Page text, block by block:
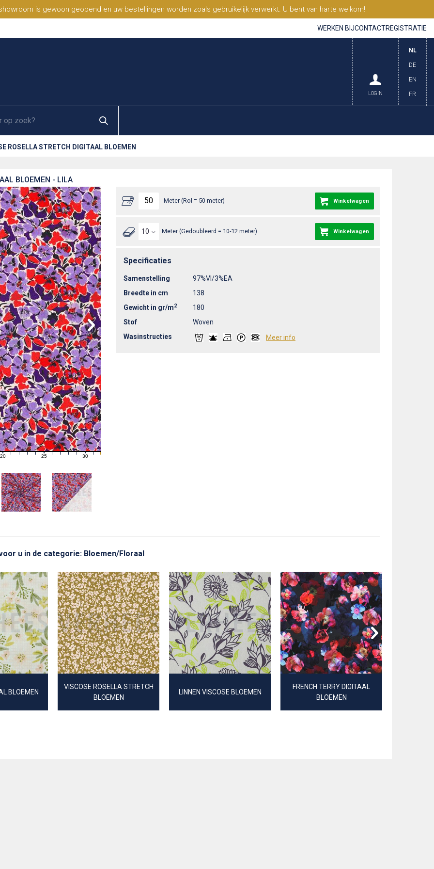
is gewoon geopend en uw bestellingen worden zoals gebruikelijk verwerkt. U bent van harte welkom!
WERKEN BIJCONTACTREGISTRATIE
NL
DE
EN
FR
LOGIN
ROSELLA STRETCH DIGITAAL BLOEMEN
BLOEMEN - LILA
21 22 23 24 25 26 27 28 29 30 31
Meter (Rol = 50 meter) Winkelwagen
Meter (Gedoubleerd = 10-12 meter) Winkelwagen
Specificaties
Samenstelling
97%VI/3%EA
Breedte in cm
138
Gewicht in gr/m2
180
Stof
Woven
Wasinstructies
Meer info
u in de categorie: Bloemen/Floraal
BLOEMEN
VISCOSE ROSELLA STRETCH
BLOEMEN
LINNEN VISCOSE BLOEMEN
FRENCH TERRY DIGITAAL
BLOEMEN